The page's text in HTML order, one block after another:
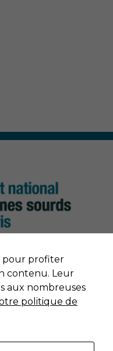
pour profiter
contenu. Leur
aux nombreuses
politique de
Ces cookies ne
sont pas
facultatifs. Ils
sont nécessaires
au